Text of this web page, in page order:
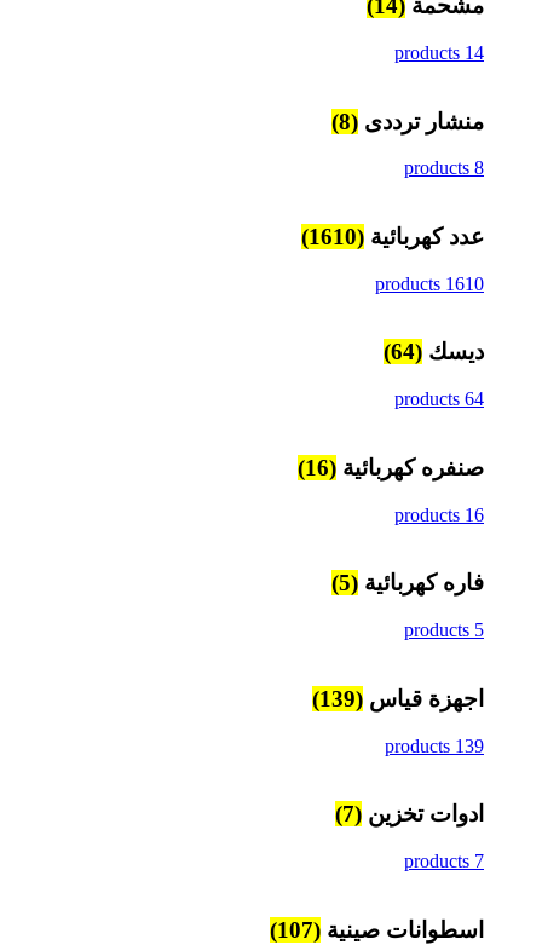
مشحمة (14)
14 products
منشار ترددى (8)
8 products
عدد كهربائية (1610)
1610 products
ديسك (64)
64 products
صنفره كهربائية (16)
16 products
فاره كهربائية (5)
5 products
اجهزة قياس (139)
139 products
ادوات تخزين (7)
7 products
اسطوانات صينية (107)